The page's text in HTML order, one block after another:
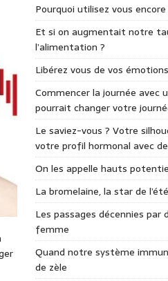
Pourquoi utilisez vous
Et si on augmentait notre
l’alimentation ?
Libérez vous de vos émotions
Commencer la journée avec
pourrait changer votre
Le saviez-vous ? Votre
votre profil hormonal avec
On les appelle hauts
La bromelaine, la star de l’été
Les passages décennies par
femme
Quand notre système
de zèle